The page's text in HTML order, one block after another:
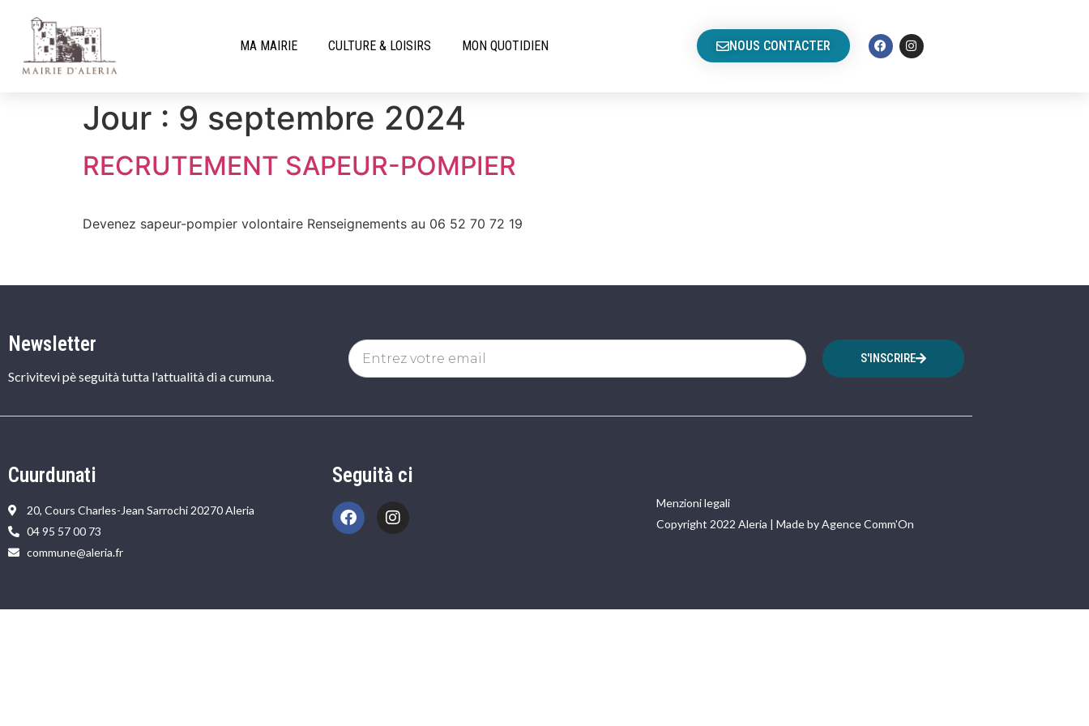
MA MAIRIE CULTURE & LOISIRS MON QUOTIDIEN NOUS CONTACTER
Jour : 9 septembre 2024
RECRUTEMENT SAPEUR-POMPIER
Devenez sapeur-pompier volontaire Renseignements au 06 52 70 72 19
Newsletter
Scrivitevi pè seguità tutta l'attualità di a cumuna.
S'INSCRIRE
Cuurdunati
20, Cours Charles-Jean Sarrochi 20270 Aleria
04 95 57 00 73
commune@aleria.fr
Seguità ci
Menzioni legali
Copyright 2022 Aleria | Made by Agence Comm'On